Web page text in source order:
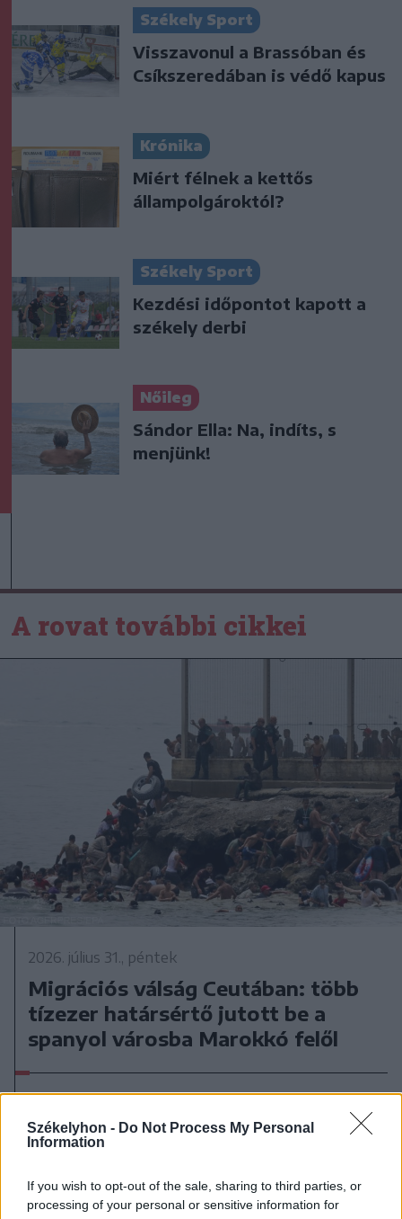
Székelyhon - Do Not Process My Personal
Information
If you wish to opt-out of the sale, sharing to third parties, or
processing of your personal or sensitive information for
Székely Sport
Visszavonul a Brassóban és
Csíkszeredában is védő kapus
Krónika
Miért félnek a kettős
állampolgároktól?
Székely Sport
Kezdési időpontot kapott a
székely derbi
Nőileg
Sándor Ella: Na, indíts, s
menjünk!
A rovat további cikkei
2026. július 31., péntek
Migrációs válság Ceutában: több
tízezer határsértő jutott be a
spanyol városba Marokkó felől